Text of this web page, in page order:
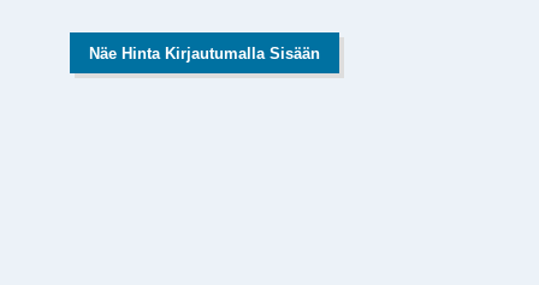
Näe Hinta Kirjautumalla Sisään